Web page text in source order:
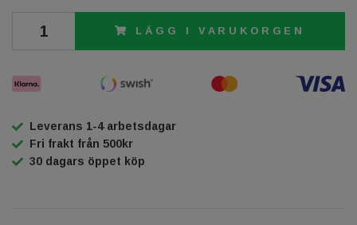
LÄGG I VARUKORGEN
Leverans 1-4 arbetsdagar
Fri frakt från 500kr
30 dagars öppet köp